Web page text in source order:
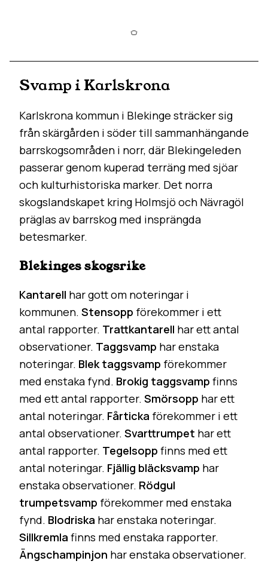
Svamp i Karlskrona
Karlskrona kommun i Blekinge sträcker sig
från skärgården i söder till sammanhängande
barrskogsområden i norr, där Blekingeleden
passerar genom kuperad terräng med sjöar
och kulturhistoriska marker. Det norra
skogslandskapet kring Holmsjö och Nävragöl
präglas av barrskog med insprängda
betesmarker.
Blekinges skogsrike
Kantarell har gott om noteringar i
kommunen. Stensopp förekommer i ett
antal rapporter. Trattkantarell har ett antal
observationer. Taggsvamp har enstaka
noteringar. Blek taggsvamp förekommer
med enstaka fynd. Brokig taggsvamp finns
med ett antal rapporter. Smörsopp har ett
antal noteringar. Fårticka förekommer i ett
antal observationer. Svarttrumpet har ett
antal rapporter. Tegelsopp finns med ett
antal noteringar. Fjällig bläcksvamp har
enstaka observationer. Rödgul
trumpetsvamp förekommer med enstaka
fynd. Blodriska har enstaka noteringar.
Sillkremla finns med enstaka rapporter.
Ängschampinjon har enstaka observationer.